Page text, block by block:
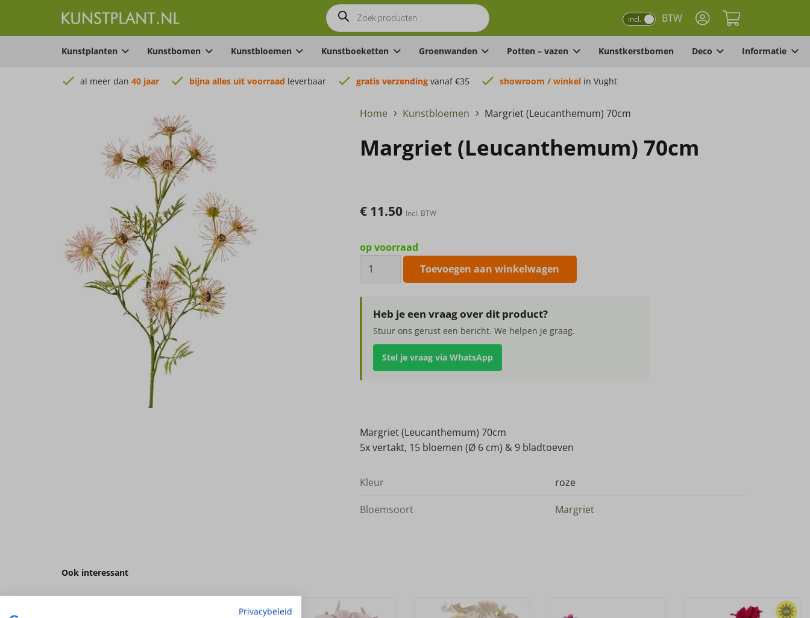
Producten
zoeken incl. BTW
Kunstplanten Kunstbomen Kunstbloemen Kunstboeketten Groenwanden Potten – vazen Kunstkerstbomen Deco Informatie
al meer dan 40 jaar bijna alles uit voorraad leverbaar gratis verzending vanaf €35 showroom / winkel in Vught
Home Kunstbloemen Margriet (Leucanthemum) 70cm
Margriet (Leucanthemum) 70cm
€11.50 Incl. BTW
op voorraad
Margriet
(Leucanthemum)
70cm
aantal
Toevoegen aan winkelwagen
Heb je een vraag over dit product?
Stuur ons gerust een bericht. We helpen je graag.
Stel je vraag via WhatsApp
Margriet (Leucanthemum) 70cm
5x vertakt, 15 bloemen (Ø 6 cm) & 9 bladtoeven
Kleur roze
Bloemsoort Margriet
Ook interessant
Privacybeleid